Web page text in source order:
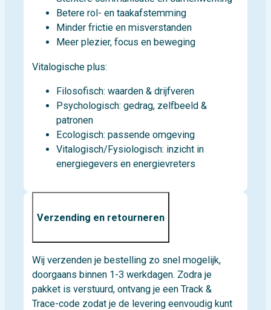
Betere rol- en taakafstemming
Minder frictie en misverstanden
Meer plezier, focus en beweging
Vitalogische plus:
Filosofisch: waarden & drijfveren
Psychologisch: gedrag, zelfbeeld &
patronen
Ecologisch: passende omgeving
Vitalogisch/Fysiologisch: inzicht in
energiegevers en energievreters
Verzending en retourneren
Wij verzenden je bestelling zo snel mogelijk,
doorgaans binnen 1-3 werkdagen. Zodra je
pakket is verstuurd, ontvang je een Track &
Trace-code zodat je de levering eenvoudig kunt